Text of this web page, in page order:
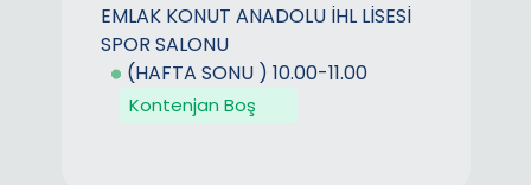
EMLAK KONUT ANADOLU İHL LİSESİ
SPOR SALONU
(HAFTA SONU ) 10.00-11.00
Kontenjan Boş